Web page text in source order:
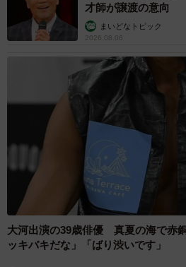
才師が譲渡の意向
まいどなトピック
2026.08.06
大河出演の39歳俳優 真夏の海で赤
ッキバキだな」「ばり渋いです」